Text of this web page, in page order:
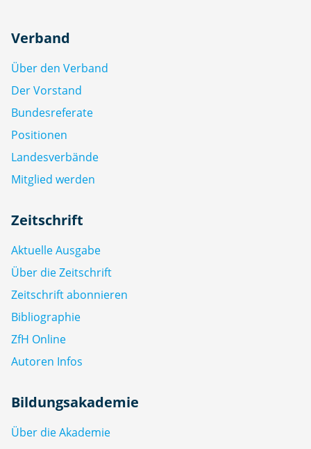
Verband
Über den Verband
Der Vorstand
Bundesreferate
Positionen
Landesverbände
Mitglied werden
Zeitschrift
Aktuelle Ausgabe
Über die Zeitschrift
Zeitschrift abonnieren
Bibliographie
ZfH Online
Autoren Infos
Bildungsakademie
Über die Akademie